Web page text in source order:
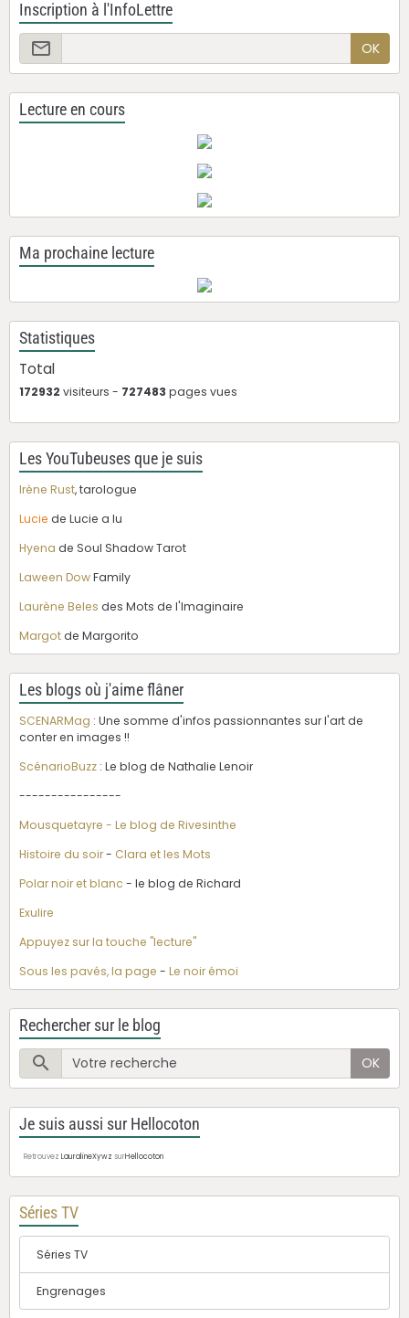
Inscription à l'InfoLettre
OK
Lecture en cours
Ma prochaine lecture
Statistiques
Total
172932 visiteurs - 727483 pages vues
Les YouTubeuses que je suis
Irène Rust, tarologue
Lucie de Lucie a lu
Hyena de Soul Shadow Tarot
Laween DowFamily
Laurène Beles des Mots de l'Imaginaire
Margotde Margorito
Les blogs où j'aime flâner
SCENARMag : Une somme d'infos passionnantes sur l'art de
conter en images !!
ScénarioBuzz : Le blog de Nathalie Lenoir
----------------
Mousquetayre - Le blog de Rivesinthe
Histoire du soir- Clara et les Mots
Polar noir et blanc - le blog de Richard
Exulire
Appuyez sur la touche "lecture"
Sous les pavés, la page - Le noir émoi
Rechercher sur le blog
OK
Je suis aussi sur Hellocoton
Retrouvez LauralineXywz surHellocoton
Séries TV
Séries TV
Engrenages